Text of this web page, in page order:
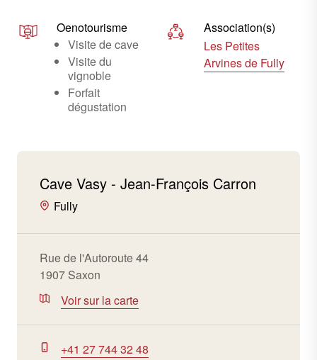
Oenotourisme
Visite de cave
Visite du
vignoble
Forfait
dégustation
Association(s)
Les Petites
Arvines de Fully
Cave Vasy - Jean-François Carron
Fully
Rue de l'Autoroute 44
1907 Saxon
Voir sur la carte
+41 27 744 32 48